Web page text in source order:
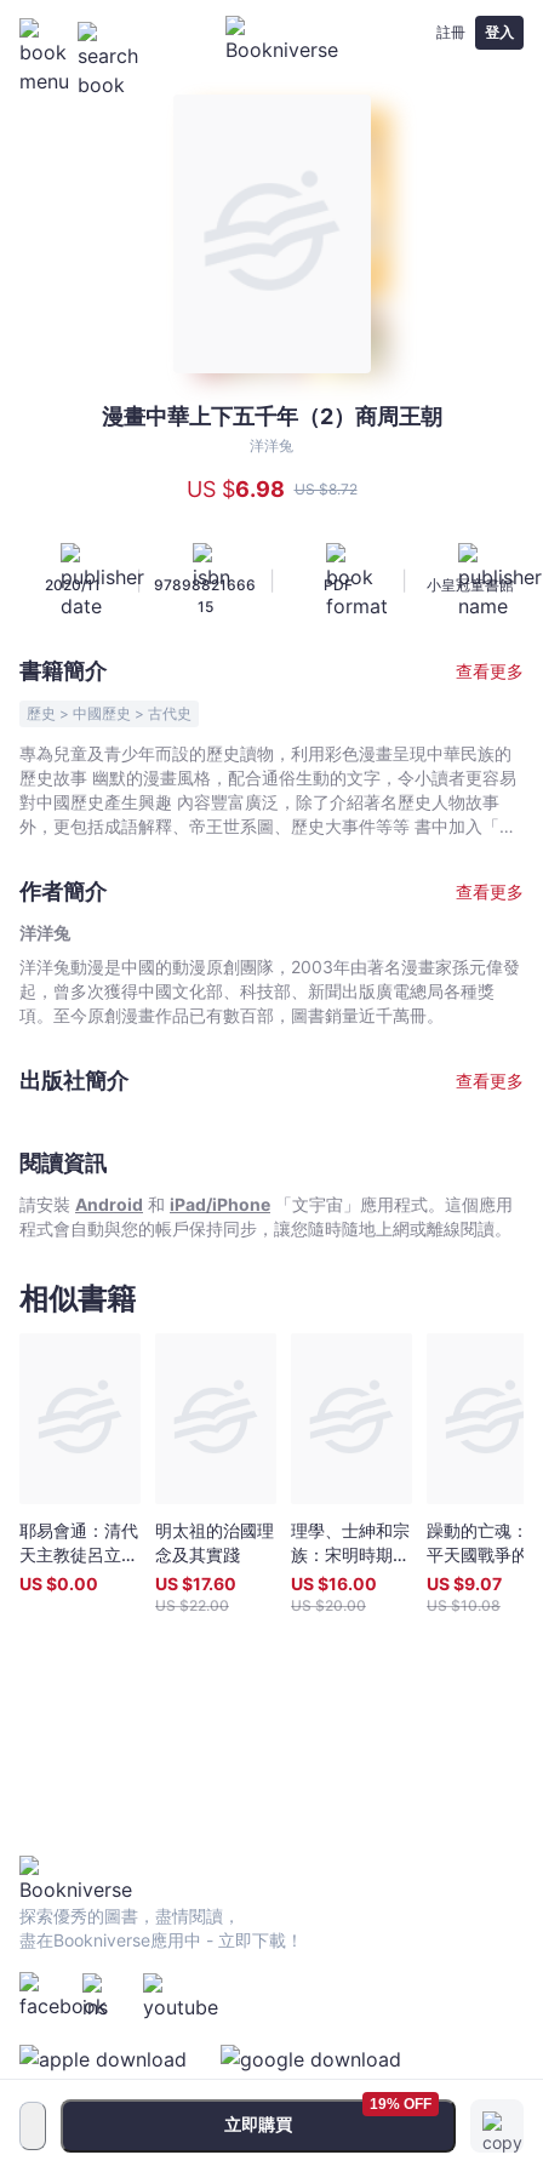
註冊 登入
（2）
商
王
朝
-
洋
-
文
宇
宙
Bookniverse
漫畫中華上下五千年（2）商周王朝
洋洋兔
US $6.98 US $8.72
2020/11 |
97898821666
15
PDF 小皇冠童書館
書籍簡介 查看更多
歷史 > 中國歷史 > 古代史
專為兒童及青少年而設的歷史讀物，利用彩色漫畫呈現中華民族的
歷史故事 幽默的漫畫風格，配合通俗生動的文字，令小讀者更容易
對中國歷史產生興趣 內容豐富廣泛，除了介紹著名歷史人物故事
外，更包括成語解釋、帝王世系圖、歷史大事件等等 書中加入「歷
從漫畫、成語中識古事、知古人，為小朋友建立宏大的歷史觀！ 殷
商出現甲骨文，中國第一次有了文字記載。 武王分封，周公制禮，
烽火戲諸侯斷送了西周江山……
作者簡介
查看更多
洋洋兔
洋洋兔動漫是中國的動漫原創團隊，2003年由著名漫畫家孫元偉發
起，曾多次獲得中國文化部、科技部、新聞出版廣電總局各種獎
項。至今原創漫畫作品已有數百部，圖書銷量近千萬冊。
出版社簡介 查看更多
閱讀資訊
請安裝 Android 和 iPad/iPhone 「文宇宙」應用程式。這個應用
程式會自動與您的帳戶保持同步，讓您隨時隨地上網或離線閱讀。
相似書籍
耶易會通：清代
天主教徒呂立本
《易經本旨》研
US $0.00
明太祖的治國理
念及其實踐
US $17.60
US $22.00
理學、士紳和宗
族：宋明時期徽
州的文化與社會
US $16.00
US $20.00
躁動的亡魂：
平天國戰爭的
力,失序與死亡
US $9.07
US $10.08
立即購買
19% OFF
探索優秀的圖書，盡情閱讀，
盡在Bookniverse應用中 - 立即下載！